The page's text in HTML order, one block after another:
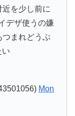
を少し前に
デザ使うの嫌
まれどうぶ
い
Mon